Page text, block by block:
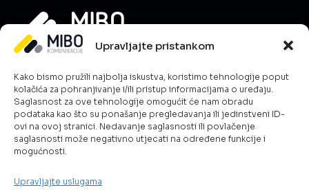
Upravljajte pristankom
Kako bismo pružili najbolja iskustva, koristimo tehnologije poput
kolačića za pohranjivanje i/ili pristup informacijama o uređaju.
Saglasnost za ove tehnologije omogućit će nam obradu
podataka kao što su ponašanje pregledavanja ili jedinstveni ID-
ovi na ovoj stranici. Nedavanje saglasnosti ili povlačenje
saglasnosti može negativno utjecati na određene funkcije i
mogućnosti.
Upravljajte uslugama
O nama
Novosti
Karijera
Uslovi poslovanja
Kontakt